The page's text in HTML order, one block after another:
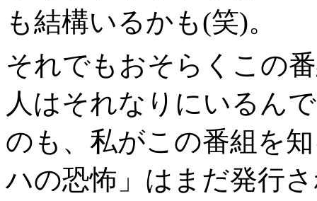
も結構いるかも(笑)。
それでもおそらくこの
人はそれなりにいるん
のも、私がこの番組を
ハの恐怖」はまだ発行